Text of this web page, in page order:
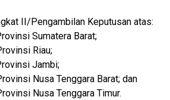
II/Pengambilan Keputusan atas:
Sumatera Barat;
Riau;
Jambi;
Nusa Tenggara Barat; dan
Nusa Tenggara Timur.